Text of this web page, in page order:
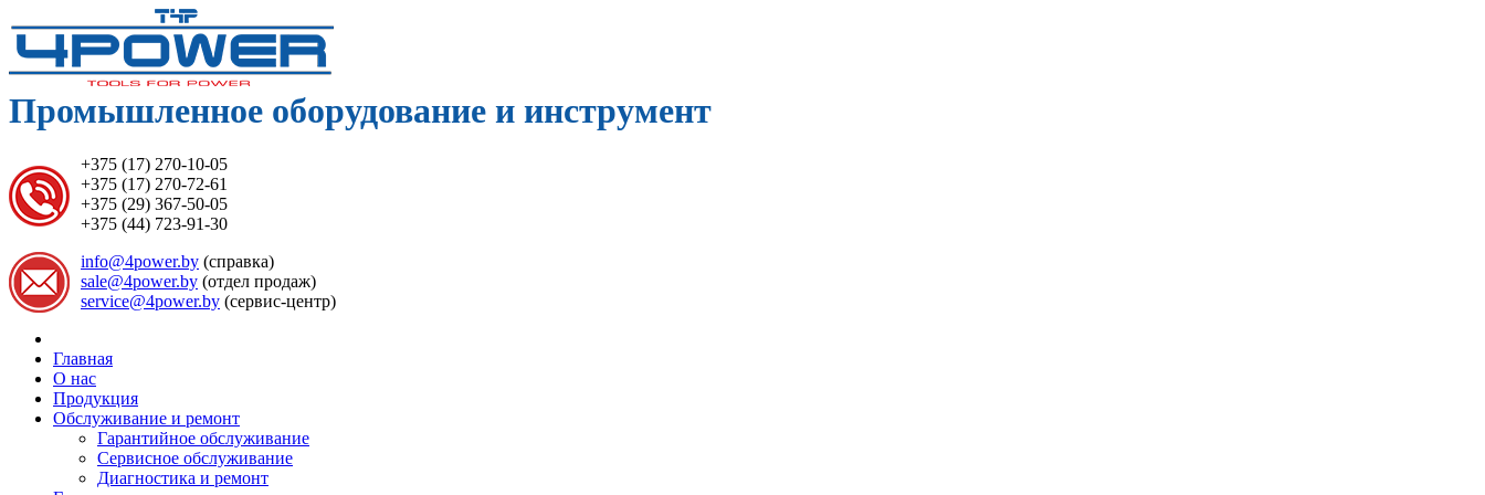
Промышленное оборудование и инструмент
+375 (17) 270-10-05
+375 (17) 270-72-61
+375 (29) 367-50-05
+375 (44) 723-91-30
info@4power.by (справка)
sale@4power.by (отдел продаж)
service@4power.by (сервис-центр)
Главная
О нас
Продукция
Обслуживание и ремонт
Гарантийное обслуживание
Сервисное обслуживание
Диагностика и ремонт